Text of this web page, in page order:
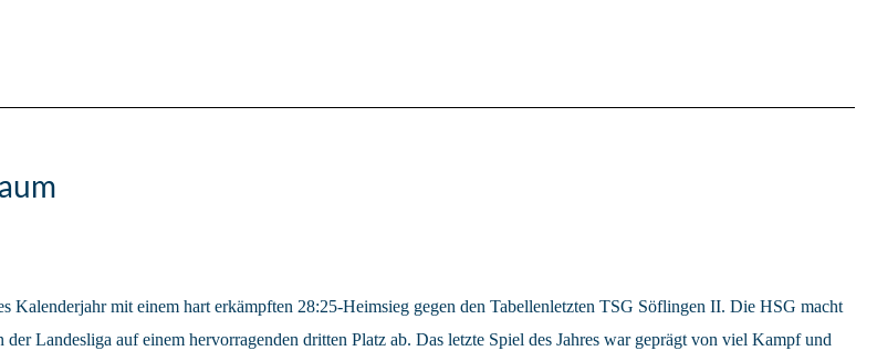
mit einem hart erkämpften 28:25-Heimsieg gegen den Tabellenletzten TSG Söflingen II. Die HSG macht
Landesliga auf einem hervorragenden dritten Platz ab. Das letzte Spiel des Jahres war geprägt von viel Kampf und